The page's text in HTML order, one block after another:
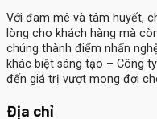
Với đam mê và tâm huyết,
lòng cho khách hàng mà
chúng thành điểm nhấn
khác biệt sáng tạo – Công
đến giá trị vượt mong đợi
Địa chỉ